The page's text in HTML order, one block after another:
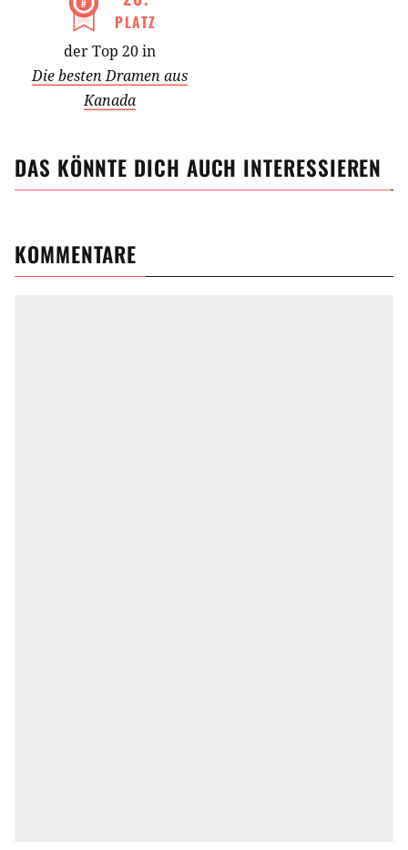
PLATZ
der Top 20 in
Die besten Dramen aus
Kanada
DAS KÖNNTE DICH AUCH INTERESSIEREN
KOMMENTARE